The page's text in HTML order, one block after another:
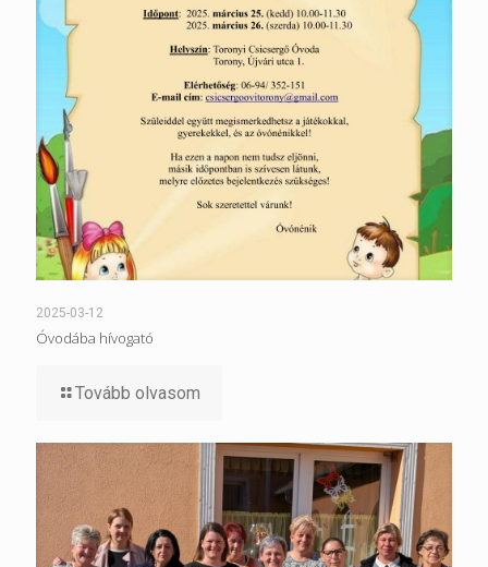
2025-03-12
Óvodába hívogató
Tovább olvasom